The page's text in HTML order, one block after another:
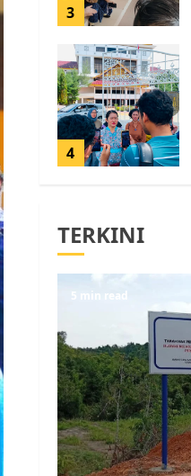
3
4
5
1
TERKINI
5 min read